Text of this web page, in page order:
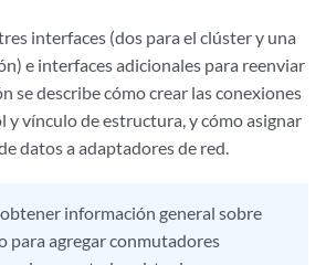
interfaces (dos para el clúster y una
e interfaces adicionales para reenviar
se describe cómo crear las conexiones
y vínculo de estructura, y cómo asignar
datos a adaptadores de red.
información general sobre
para agregar conmutadores